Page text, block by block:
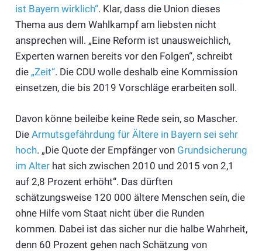
ist Bayern wirklich“. Klar, dass die Union dieses
Thema aus dem Wahlkampf am liebsten nicht
ansprechen will. „Eine Reform ist unausweichlich,
Experten warnen bereits vor den Folgen“, schreibt
die „Zeit“. Die CDU wolle deshalb eine Kommission
einsetzen, die bis 2019 Vorschläge erarbeiten soll.
Davon könne beileibe keine Rede sein, so Mascher.
Die Armutsgefährdung für Ältere in Bayern sei sehr
hoch. „Die Quote der Empfänger von Grundsicherung
im Alterhat sich zwischen 2010 und 2015 von 2,1
auf 2,8 Prozent erhöht“. Das dürften
schätzungsweise 120 000 ältere Menschen sein, die
ohne Hilfe vom Staat nicht über die Runden
kommen. Dabei ist das sicher nur die halbe Wahrheit,
denn 60 Prozent gehen nach Schätzung von